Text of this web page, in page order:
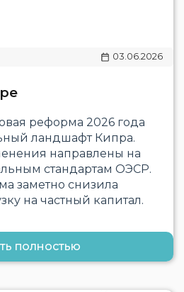
03.06.2026
реформа 2026 года
ландшафт Кипра.
направлены на
стандартам ОЭСР.
заметно снизила
на частный капитал.
полностью